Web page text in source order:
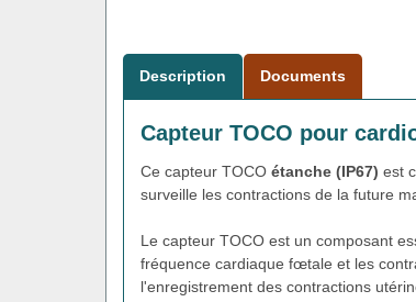
Description Documents
Capteur TOCO pour
Ce capteur TOCO étanche (IP67) est
surveille les contractions de la future
Le capteur TOCO est un composant
fréquence cardiaque fœtale et les
l'enregistrement des contractions